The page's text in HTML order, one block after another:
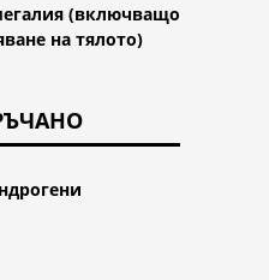
(включващо
на тялото)